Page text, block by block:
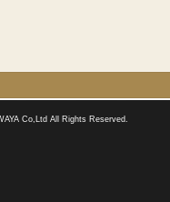
Co,Ltd All Rights Reserved.